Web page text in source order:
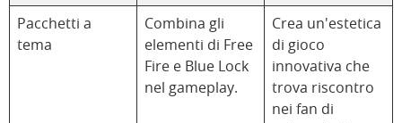
Pacchetti a
tema
Combina gli
elementi di Free
Fire e Blue Lock
nel gameplay.
Crea un'estetica
di gioco
innovativa che
trova riscontro
nei fan di